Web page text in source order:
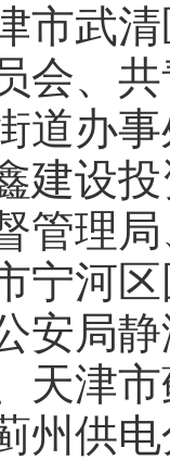
市武
会、
道办
建设
管理
宁河
安局
天津
州供